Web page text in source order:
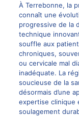
À Terrebonne, la
connaît une
progressive de la
technique
souffle aux
chroniques,
ou cervicale mal
inadéquate. La
soucieuse de la
désormais d’une
expertise clinique
soulagement